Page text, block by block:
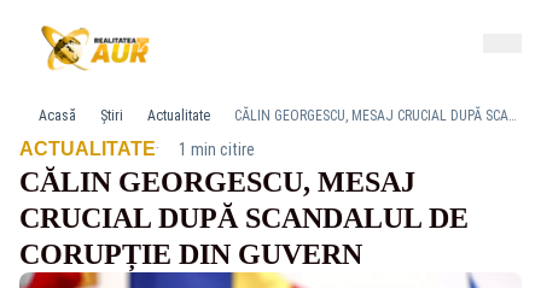
Acasă Știri Actualitate CĂLIN GEORGESCU, MESAJ CRUCIAL DUPĂ SCANDALUL DE CORUPȚIE DIN GUVERN
ACTUALITATE· 1 min citire
CĂLIN GEORGESCU, MESAJ
CRUCIAL DUPĂ SCANDALUL DE
CORUPȚIE DIN GUVERN